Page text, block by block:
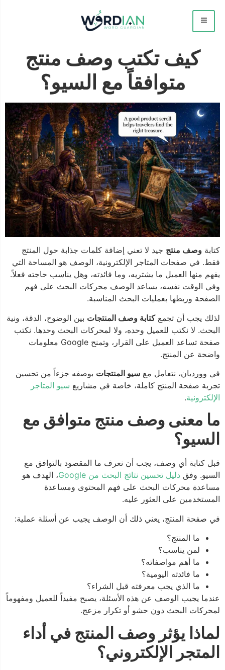
كيف تكتب وصف منتج
متوافقاً مع السيو؟
كتابة وصف منتججيد لا تعني إضافة كلمات جذابة حول المنتج
فقط. في صفحات المتاجر الإلكترونية، الوصف هو المساحة التي
يفهم منها العميل ما يشتريه، وما فائدته، وهل يناسب حاجته فعلاً.
وفي الوقت نفسه، يساعد الوصف محركات البحث على فهم
الصفحة وربطها بعمليات البحث المناسبة.
لذلك يجب أن تجمع كتابة وصف المنتجاتبين الوضوح، الدقة، ونية
البحث. لا نكتب للعميل وحده، ولا لمحركات البحث وحدها. نكتب
صفحة تساعد العميل على القرار، وتمنح Google معلومات
واضحة عن المنتج.
في وورديان، نتعامل مع سيو المنتجاتبوصفه جزءاً من تحسين
تجربة صفحة المنتج كاملة، خاصة في مشاريع سيو المتاجر
الإلكترونية.
ما معنى وصف منتج متوافق مع
السيو؟
قبل كتابة أي وصف، يجب أن نعرف ما المقصود بالتوافق مع
السيو. وفق دليل تحسين نتائج البحث من Google
، الهدف هو
مساعدة محركات البحث على فهم المحتوى ومساعدة
المستخدمين على العثور عليه.
في صفحة المنتج، يعني ذلك أن الوصف يجيب عن أسئلة عملية:
ما المنتج؟
لمن يناسب؟
ما أهم مواصفاته؟
ما فائدته اليومية؟
ما الذي يجب معرفته قبل الشراء؟
عندما يجيب الوصف عن هذه الأسئلة، يصبح مفيداً للعميل ومفهوماً
لمحركات البحث دون حشو أو تكرار مزعج.
لماذا يؤثر وصف المنتج في أداء
المتجر الإلكتروني؟